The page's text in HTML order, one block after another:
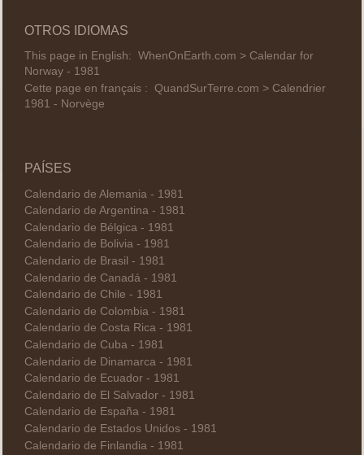
OTROS IDIOMAS
This page in English: WhenOnEarth.com > Calendar for
Norway - 1981
Cette page en français : QuandSurTerre.com > Calendrier
1981 - Norvège
PAÍSES
Calendario de Alemania - 1981
Calendario de Argentina - 1981
Calendario de Bélgica - 1981
Calendario de Bolivia - 1981
Calendario de Brasil - 1981
Calendario de Canadá - 1981
Calendario de Chile - 1981
Calendario de Colombia - 1981
Calendario de Costa Rica - 1981
Calendario de Cuba - 1981
Calendario de Dinamarca - 1981
Calendario de Ecuador - 1981
Calendario de El Salvador - 1981
Calendario de España - 1981
Calendario de Estados Unidos - 1981
Calendario de Finlandia - 1981